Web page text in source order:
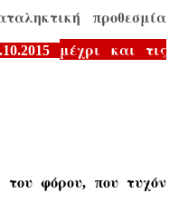
προθεσμία
μέχρι και τις
του φόρου, που τυχόν